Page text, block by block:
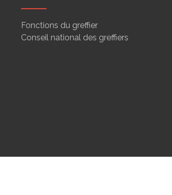
Fonctions du greffier
Conseil national des greffiers